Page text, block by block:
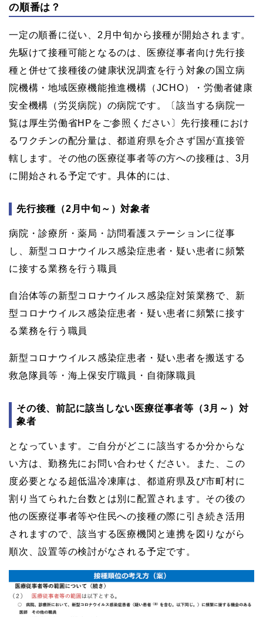
の順番は？
一定の順番に従い、2月中旬から接種が開始されます。
先駆けて接種可能となるのは、医療従事者向け先行接
種と併せて接種後の健康状況調査を行う対象の国立病
院機構・地域医療機能推進機構（JCHO）・労働者健康
安全機構（労災病院）の病院です。〔該当する病院一
覧は厚生労働省HPをご参照ください〕先行接種におけ
るワクチンの配分量は、都道府県を介さず国が直接管
轄します。その他の医療従事者等の方への接種は、3月
に開始される予定です。具体的には、
先行接種（2月中旬～）対象者
病院・診療所・薬局・訪問看護ステーションに従事
し、新型コロナウイルス感染症患者・疑い患者に頻繁
に接する業務を行う職員
自治体等の新型コロナウイルス感染症対策業務で、新
型コロナウイルス感染症患者・疑い患者に頻繁に接す
る業務を行う職員
新型コロナウイルス感染症患者・疑い患者を搬送する
救急隊員等・海上保安庁職員・自衛隊職員
その後、前記に該当しない医療従事者等（3月～）対
象者
となっています。ご自分がどこに該当するか分からな
い方は、勤務先にお問い合わせください。また、この
度必要となる超低温冷凍庫は、都道府県及び市町村に
割り当てられた台数とは別に配置されます。その後の
他の医療従事者等や住民への接種の際に引き続き活用
されますので、該当する医療機関と連携を図りながら
順次、設置等の検討がなされる予定です。